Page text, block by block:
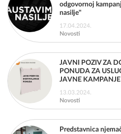
17.04.2024.
Novosti
odgovornoj
nasilje"
13.03.2024.
Novosti
JAVNI POZIV ZA
PONUDA ZA
JAVNE KAMPANJE
Predstavnica